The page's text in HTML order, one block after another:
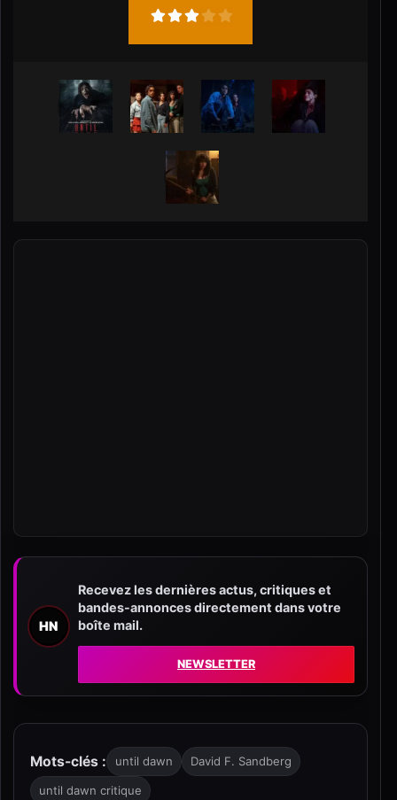
HN
Recevez les dernières actus, critiques et
bandes-annonces directement dans votre
boîte mail.
NEWSLETTER
Mots-clés : until dawn David F. Sandberg
until dawn critique